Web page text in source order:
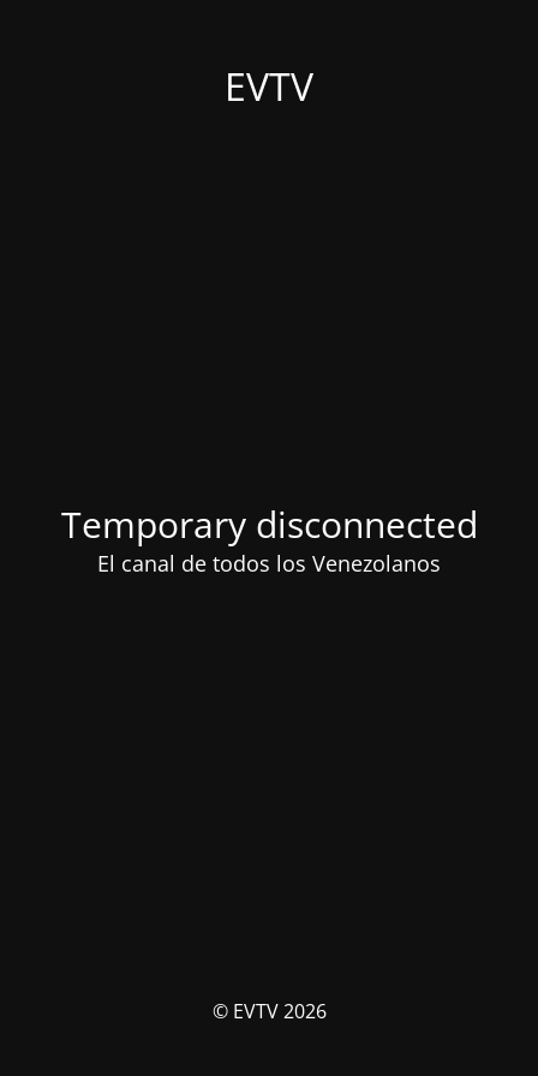
EVTV
Temporary disconnected
El canal de todos los Venezolanos
© EVTV 2026